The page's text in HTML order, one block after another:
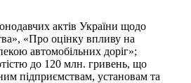
актів України щодо
«Про оцінку впливу на
автомобільних доріг»;
до 120 млн. гривень, що
підприємствам, установам та